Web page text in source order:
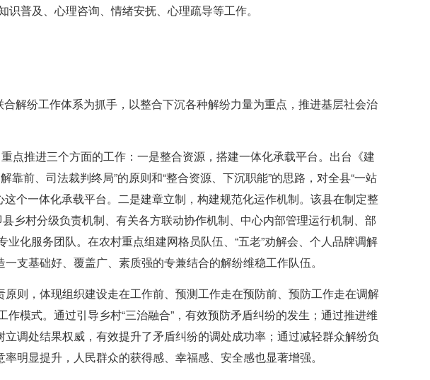
普及、心理咨询、情绪安抚、心理疏导等工作。
解纷工作体系为抓手，以整合下沉各种解纷力量为重点，推进基层社会治
点推进三个方面的工作：一是整合资源，搭建一体化承载平台。出台《建
靠前、司法裁判终局”的原则和“整合资源、下沉职能”的思路，对全县“一站
个一体化承载平台。二是建章立制，构建规范化运作机制。该县在制定整
乡村分级负责机制、有关各方联动协作机制、中心内部管理运行机制、部
化服务团队。在农村重点组建网格员队伍、“五老”劝解会、个人品牌调解
支基础好、覆盖广、素质强的专兼结合的解纷维稳工作队伍。
则，体现组织建设走在工作前、预测工作走在预防前、预防工作走在调解
模式。通过引导乡村“三治融合”，有效预防矛盾纠纷的发生；通过推进维
调处结果权威，有效提升了矛盾纠纷的调处成功率；通过减轻群众解纷负
明显提升，人民群众的获得感、幸福感、安全感也显著增强。